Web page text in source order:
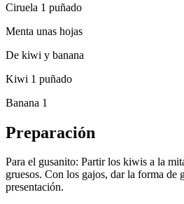
Ciruela 1 puñado
Menta unas hojas
De kiwi y banana
Kiwi 1 puñado
Banana 1
Preparación
Para el gusanito: Partir los kiwis a la
gruesos. Con los gajos, dar la forma de
presentación.